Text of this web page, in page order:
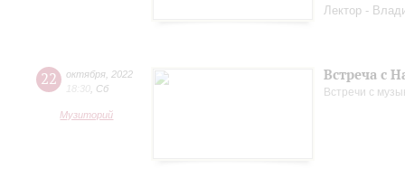
Лектор -
22 октября 2022
18:30 Сб
Музиторий
Встреча с
Встречи с